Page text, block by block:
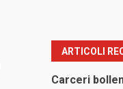
ARTICOLI
Carceri